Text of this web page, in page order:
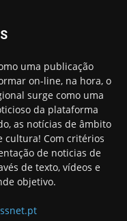
uma publicação
on-line, na hora, o
surge como uma
da plataforma
as notícias de âmbito
cultura! Com critérios
de noticias de
de texto, vídeos e
objetivo.